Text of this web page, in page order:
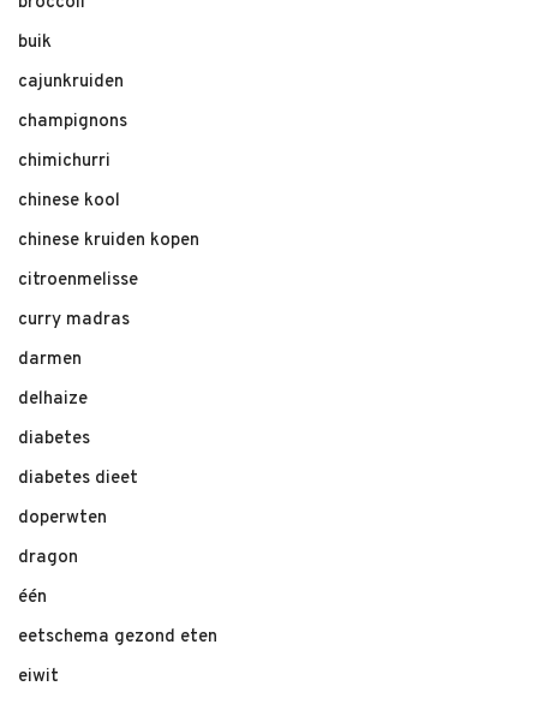
buik
cajunkruiden
champignons
chimichurri
chinese kool
chinese kruiden kopen
citroenmelisse
curry madras
darmen
delhaize
diabetes
diabetes dieet
doperwten
dragon
één
eetschema gezond eten
eiwit